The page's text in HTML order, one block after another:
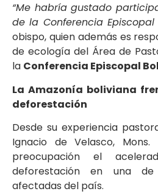
“Me habría gustado
de la Conferencia Episcopal
obispo, quien además es
de ecología del Área de
la Conferencia Episcopal
La Amazonía boliviana
deforestación
Desde su experiencia
Ignacio de Velasco,
preocupación el
deforestación en una
afectadas del país.